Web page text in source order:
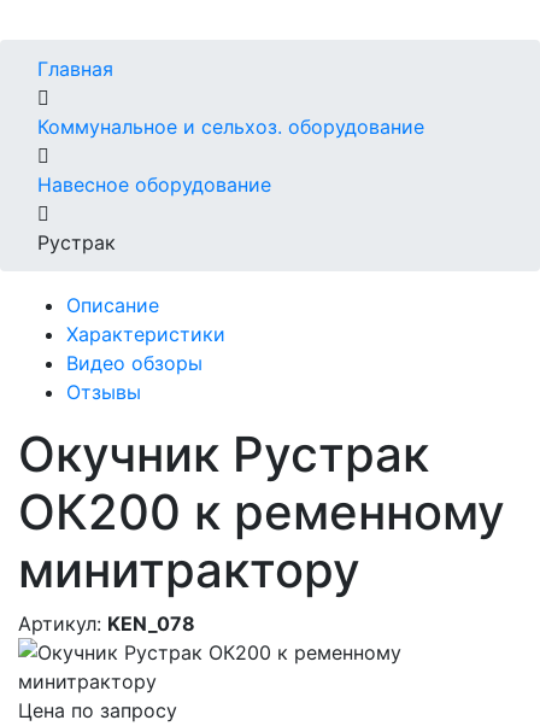
Главная
Коммунальное и сельхоз. оборудование
Навесное оборудование
Рустрак
Описание
Характеристики
Видео обзоры
Отзывы
Окучник Рустрак
ОК200 к ременному
минитрактору
Артикул: KEN_078
Цена по запросу